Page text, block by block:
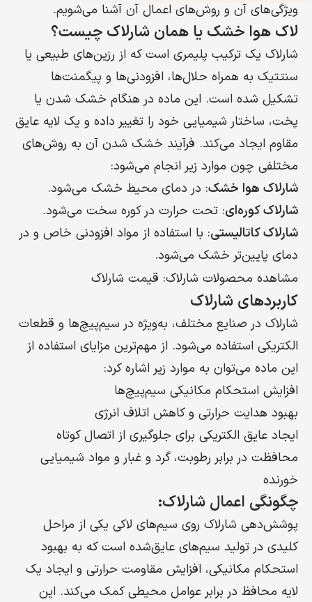
روش اسپری
روش پخت حرارتی
انواع لاک‌های مورد
استفاده در صنعت
سیم‌لاکی
نقش شارلاک در
بهبود عملکرد
تجهیزات الکتریکی
ویژگی‌های آن و روش‌های اعمال آن آشنا می‌شویم.
لاک هوا خشک یا همان شارلاک چیست؟
شارلاک یک ترکیب پلیمری است که از رزین‌های طبیعی یا
سنتتیک به همراه حلال‌ها، افزودنی‌ها و پیگمنت‌ها
تشکیل شده است. این ماده در هنگام خشک شدن یا
پخت، ساختار شیمیایی خود را تغییر داده و یک لایه عایق
مقاوم ایجاد می‌کند. فرآیند خشک شدن آن به روش‌های
مختلفی چون موارد زیر انجام می‌شود:
شارلاک هوا خشک: در دمای محیط خشک می‌شود.
شارلاک کوره‌ای: تحت حرارت در کوره سخت می‌شود.
شارلاک کاتالیستی: با استفاده از مواد افزودنی خاص و در
دمای پایین‌تر خشک می‌شود.
مشاهده محصولات شارلاک: قیمت شارلاک
کاربردهای شارلاک
شارلاک در صنایع مختلف، به‌ویژه در سیم‌پیچ‌ها و قطعات
الکتریکی استفاده می‌شود. از مهم‌ترین مزایای استفاده از
این ماده می‌توان به موارد زیر اشاره کرد:
افزایش استحکام مکانیکی سیم‌پیچ‌ها
بهبود هدایت حرارتی و کاهش اتلاف انرژی
ایجاد عایق الکتریکی برای جلوگیری از اتصال کوتاه
محافظت در برابر رطوبت، گرد و غبار و مواد شیمیایی
خورنده
چگونگی اعمال شارلاک:
پوشش‌دهی شارلاک روی سیم‌های لاکی یکی از مراحل
کلیدی در تولید سیم‌های عایق‌شده است که به بهبود
استحکام مکانیکی، افزایش مقاومت حرارتی و ایجاد یک
لایه محافظ در برابر عوامل محیطی کمک می‌کند. این